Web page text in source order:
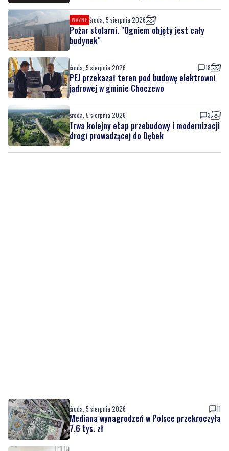
środa, 5 sierpnia 2026
PEJ przekazał teren pod budowę elektrowni
środa, 5 sierpnia 2026 3
Trwa kolejny etap przebudowy i modernizacji
środa, 5 sierpnia 2026
Młodzież z partnerskiej gminy zakończyła